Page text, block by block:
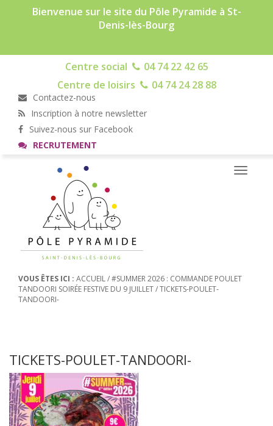
Bienvenue sur le site du Pôle Pyramide à St-
Denis-lès-Bourg
Centre social
04 74 22 42 65
Centre de loisirs
04 74 24 28 88
Contactez-nous
Inscription à notre newsletter
Suivez-nous sur Facebook
RECRUTEMENT
Toggle
VOUS ÊTES ICI : ACCUEIL/#SUMMER 2026 : COMMANDE POULET
TANDOORI SOIRÉE FESTIVE DU 9 JUILLET/TICKETS-POULET-
TANDOORI-
TICKETS-POULET-TANDOORI-